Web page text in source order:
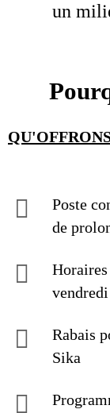
un
Poste
de
vendredi
Rabais
Sika